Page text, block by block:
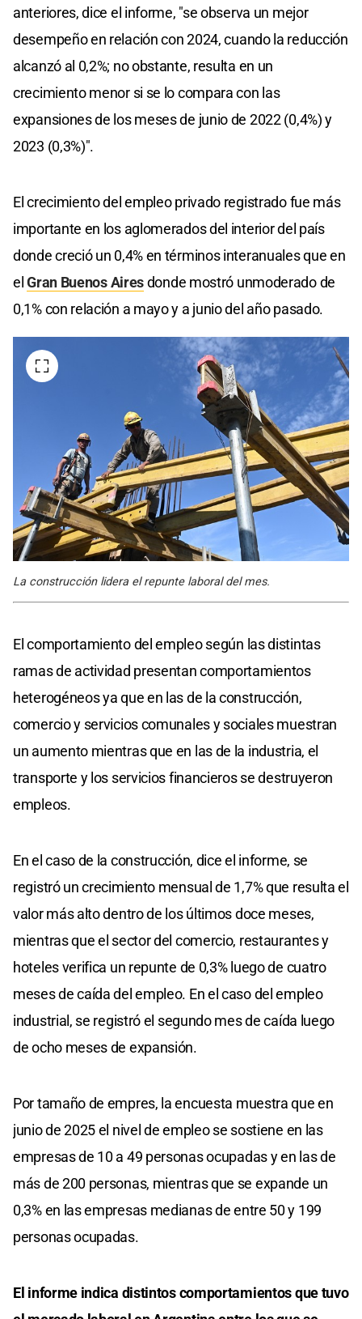
anteriores, dice el informe, "se observa un mejor
desempeño en relación con 2024, cuando la reducción
alcanzó al 0,2%; no obstante, resulta en un
crecimiento menor si se lo compara con las
expansiones de los meses de junio de 2022 (0,4%) y
2023 (0,3%)".
El crecimiento del empleo privado registrado fue más
importante en los aglomerados del interior del país
donde creció un 0,4% en términos interanuales que en
elGran Buenos Airesdonde mostró unmoderado de
0,1% con relación a mayo y a junio del año pasado.
La construcción lidera el repunte laboral del mes.
El comportamiento del empleo según las distintas
ramas de actividad presentan comportamientos
heterogéneos ya que en las de la construcción,
comercio y servicios comunales y sociales muestran
un aumento mientras que en las de la industria, el
transporte y los servicios financieros se destruyeron
empleos.
En el caso de la construcción, dice el informe, se
registró un crecimiento mensual de 1,7% que resulta el
valor más alto dentro de los últimos doce meses,
mientras que el sector del comercio, restaurantes y
hoteles verifica un repunte de 0,3% luego de cuatro
meses de caída del empleo. En el caso del empleo
industrial, se registró el segundo mes de caída luego
de ocho meses de expansión.
Por tamaño de empres, la encuesta muestra que en
junio de 2025 el nivel de empleo se sostiene en las
empresas de 10 a 49 personas ocupadas y en las de
más de 200 personas, mientras que se expande un
0,3% en las empresas medianas de entre 50 y 199
personas ocupadas.
El informe indica distintos comportamientos que tuvo